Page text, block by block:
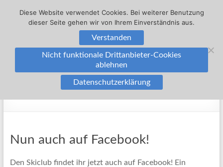
Hausen
Hausen
September 2016
Nun auch auf Facebook!
Den Skiclub findet ihr jetzt auch auf Facebook! Ein
Diese Website verwendet Cookies. Bei weiterer Benutzung
dieser Seite gehen wir von Ihrem Einverständnis aus.
Verstanden
Nicht funktionale Drittanbieter-Cookies
ablehnen
Datenschutzerklärung